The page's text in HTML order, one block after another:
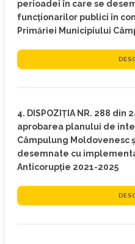
perioadei în care se
funcționarilor publici în
Primăriei Municipiului
4. DISPOZIŢIA NR. 288 din
aprobarea planului de
Câmpulung Moldovenesc
desemnate cu
Anticorupție 2021-2025